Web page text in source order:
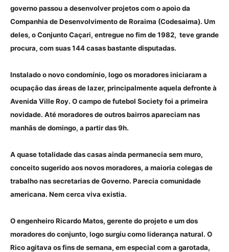
governo passou a desenvolver projetos com o apoio da
Companhia de Desenvolvimento de Roraima (Codesaima). Um
deles, o Conjunto Caçari, entregue no fim de 1982, teve grande
procura, com suas 144 casas bastante disputadas.
Instalado o novo condomínio, logo os moradores iniciaram a
ocupação das áreas de lazer, principalmente aquela defronte à
Avenida Ville Roy. O campo de futebol Society foi a primeira
novidade. Até moradores de outros bairros apareciam nas
manhãs de domingo, a partir das 9h.
A quase totalidade das casas ainda permanecia sem muro,
conceito sugerido aos novos moradores, a maioria colegas de
trabalho nas secretarias de Governo. Parecia comunidade
americana. Nem cerca viva existia.
O engenheiro Ricardo Matos, gerente do projeto e um dos
moradores do conjunto, logo surgiu como liderança natural. O
Rico agitava os fins de semana, em especial com a garotada,